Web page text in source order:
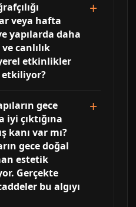
veya hafta
yapılarda daha
canlılık
etkinlikler
etkiliyor?
gece
çıktığına
kanı var mı?
gece doğal
estetik
Gerçekte
bu algıyı